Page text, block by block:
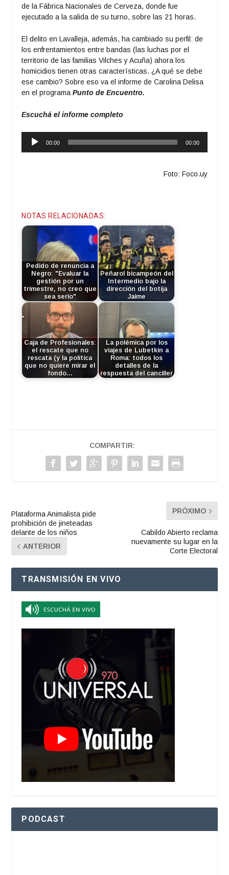
de la Fábrica Nacionales de Cerveza, donde fue
ejecutado a la salida de su turno, sobre las 21 horas.
El delito en Lavalleja, además, ha cambiado su perfil: de
los enfrentamientos entre bandas (las luchas por el
territorio de las familias Vilches y Acuña) ahora los
homicidios tienen otras características. ¿A qué se debe
ese cambio? Sobre eso va el informe de Carolina Delisa
en el programaPunto de Encuentro.
Escuchá el informe completo
Reproductor
00:00 00:00
Foto: Foco.uy
NOTAS RELACIONADAS:
Pedido de renuncia a
Negro: "Evaluar la
gestión por un
trimestre, no creo que
sea serio"
Peñarol bicampeón del
Intermedio bajo la
dirección del botija
Jaime
Caja de Profesionales:
el rescate que no
rescata (y la política
que no quiere mirar el
fondo…
La polémica por los
viajes de Lubetkin a
Roma: todos los
detalles de la
respuesta del canciller
COMPARTIR:
Plataforma Animalista pide
prohibición de jineteadas
delante de los niños
ANTERIOR
PRÓXIMO
Cabildo Abierto reclama
nuevamente su lugar en la
Corte Electoral
TRANSMISIÓN EN VIVO
PODCAST